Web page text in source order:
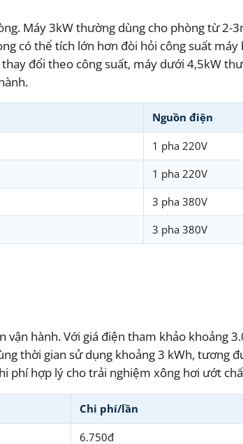
Máy 3kW thường dùng cho phòng từ 2-
có thể tích lớn hơn đòi hỏi công suất
đổi theo công suất, máy dưới 4,5kW
Nguồn điện
1 pha 220V
1 pha 220V
3 pha 380V
3 pha 380V
hành. Với giá điện tham khảo khoảng
thời gian sử dụng khoảng 3 kWh, tương
phí hợp lý cho trải nghiệm xông hơi ướt
Chi phí/lần
6.750đ